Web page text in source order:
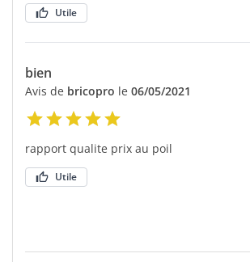
Utile
bien
Avis de bricopro le 06/05/2021
rapport qualite prix au poil
Utile